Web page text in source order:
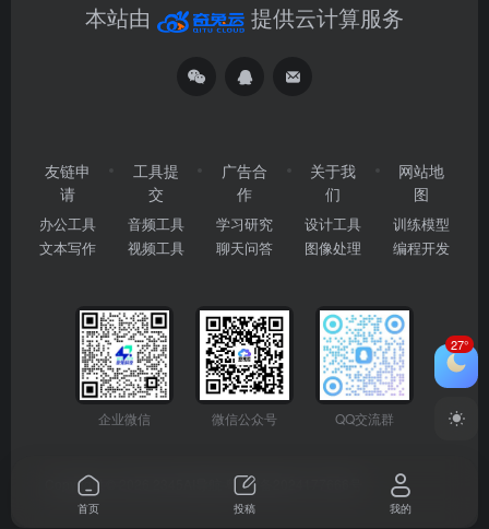
本站由 提供云计算服务
友链申
请
办公工具
文本写作
工具提
交
音频工具
视频工具
广告合
作
学习研究
聊天问答
关于我
们
设计工具
图像处理
网站地
图
训练模型
编程开发
企业微信 微信公众号 QQ交流群
Copyright © 2026 粤ICP备2024177666号
27°
首页 投稿 我的